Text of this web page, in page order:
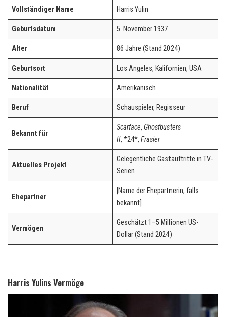
Vollständiger Name Harris Yulin
Geburtsdatum 5. November 1937
Alter 86 Jahre (Stand 2024)
Geburtsort Los Angeles, Kalifornien, USA
Nationalität Amerikanisch
Beruf Schauspieler, Regisseur
Bekannt für
Scarface,Ghostbusters
II, *24*,Frasier
Aktuelles Projekt
Gelegentliche Gastauftritte in TV-
Serien
Ehepartner
[Name der Ehepartnerin, falls
bekannt]
Vermögen
Geschätzt 1–5 Millionen US-
Dollar (Stand 2024)
Harris Yulins Vermöge